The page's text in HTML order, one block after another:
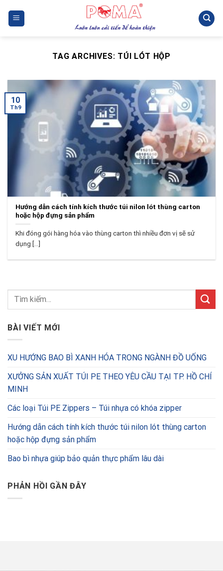
TAG ARCHIVES: TÚI LÓT HỘP
Hướng dẫn cách tính kích thước túi nilon lót thùng carton
hoặc hộp đựng sản phẩm
Khi đóng gói hàng hóa vào thùng carton thì nhiều đơn vị sẽ sử
dụng [...]
10
Th9
BÀI VIẾT MỚI
XU HƯỚNG BAO BÌ XANH HÓA TRONG NGÀNH ĐỒ UỐNG
XƯỞNG SẢN XUẤT TÚI PE THEO YÊU CẦU TẠI TP. HỒ CHÍ
MINH
Các loại Túi PE Zippers – Túi nhựa có khóa zipper
Hướng dẫn cách tính kích thước túi nilon lót thùng carton
hoặc hộp đựng sản phẩm
Bao bì nhựa giúp bảo quản thực phẩm lâu dài
PHẢN HỒI GẦN ĐÂY